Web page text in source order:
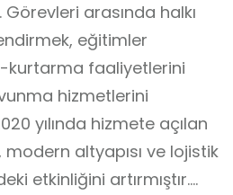
arasında halkı
eğitimler
kurtarma faaliyetlerini
hizmetlerini
yılında hizmete açılan
modern altyapısı ve lojistik
etkinliğini artırmıştır.